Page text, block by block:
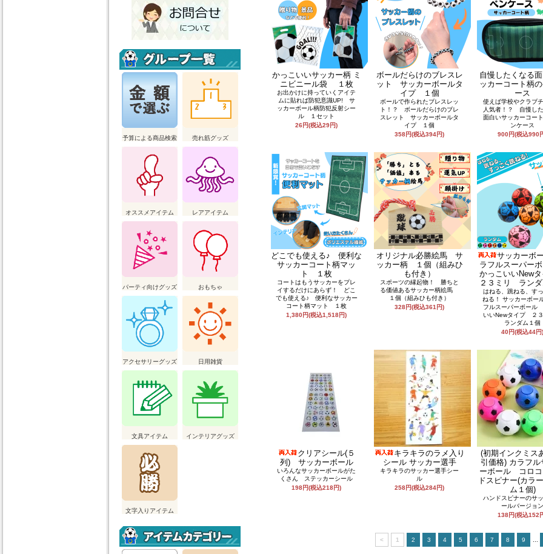
予算による商品検索 売れ筋グッズ
オススメアイテム レアアイテム
パーティ向けグッズ おもちゃ
アクセサリーグッズ 日用雑貨
文具アイテム インテリアグッズ
文字入りアイテム
かっこいいサッカー柄 ミ
ニビニール袋 １枚
お出かけに持っていくアイテ
ムに貼れば防犯意識UP! サ
ッカーボール柄防犯反射シー
ル １セット
26円(税込29円)
ボールだらけのブレスレ
ット サッカーボールタ
イプ １個
ボールで作られたブレスレッ
ト！？ ボールだらけのブレ
スレット サッカーボールタ
イプ １個
358円(税込394円)
自慢したくなる
ッカーコート柄
ース
使えば学校やクラブ
人気者！？ 自慢し
面白いサッカーコー
ンケース
900円(税込990
どこでも使える♪ 便利な
サッカーコート柄マッ
ト １枚
コートはもうサッカーをプレ
イするだけにあらず！ どこ
でも使える♪ 便利なサッカー
コート柄マット １枚
1,380円(税込1,518円)
オリジナル必勝絵馬 サ
ッカー柄 １個（組みひ
も付き）
スポーツの縁起物！ 勝ちと
る価値あるサッカー柄絵馬
１個（組みひも付き）
328円(税込361円)
サッカーボ
ラフルスーパー
かっこいいNew
２３ミリ ランダ
はねる、跳ねる、す
ねる！ サッカーボー
フルスーパーボール
いいNewタイプ ２
ランダム１個
40円(税込44円)
クリアシール(５
列) サッカーボール
いろんなサッカーボールがた
くさん ステッカーシール
198円(税込218円)
キラキラのラメ入り
シール サッカー選手
キラキラのサッカー選手シー
ル
258円(税込284円)
(初期インクミス
引価格) カラフル
ーボール コロコ
ドスピナー(カラ
ム１個)
ハンドスピナーのサ
ールバージョン
138円(税込152
< 1 2 3 4 5 6 7 8 9